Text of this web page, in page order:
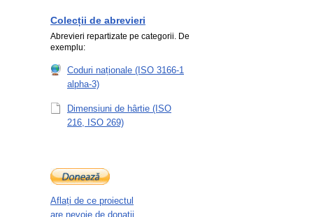
Colecții de abrevieri
Abrevieri repartizate pe categorii. De
exemplu:
Coduri naționale (ISO 3166-1
alpha-3)
Dimensiuni de hârtie (ISO
216, ISO 269)
Aflați de ce proiectul
are nevoie de donații